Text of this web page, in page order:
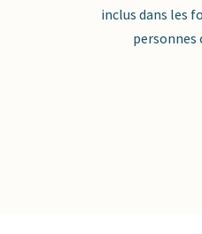
inclus dans les
personnes